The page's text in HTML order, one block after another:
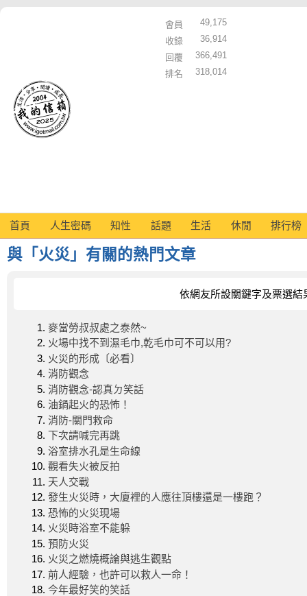
會員
49,175
收錄
36,914
回覆
366,491
排名
318,014
首頁 人生密碼 知性 話題 生活 休閒 排行榜
與「火災」有關的熱門文章
依網友所設關鍵字及票選結
麥當勞叔叔處之泰然~
火場中找不到濕毛巾,乾毛巾可不可以用?
火災的形成〔必看〕
消防觀念
消防觀念-認真ㄉ笑話
油鍋起火的恐怖！
消防-關門救命
下次請喊完再跳
浴室排水孔是生命線
觀看失火被反拍
天人交戰
發生火災時，大廈裡的人應往頂樓還是一樓跑？
恐怖的火災現場
火災時浴室不能躲
預防火災
火災之燃燒概論與逃生觀點
前人經驗，也許可以救人一命！
今年最好笑的笑話